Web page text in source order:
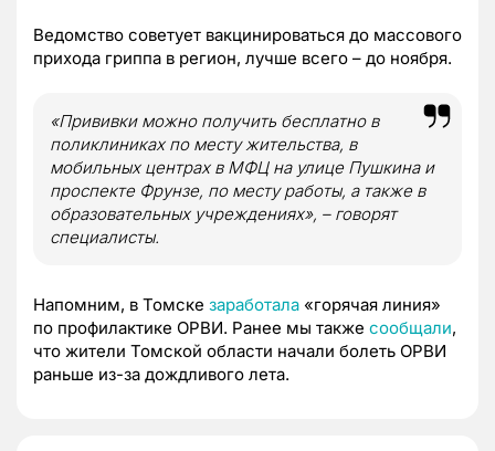
Ведомство советует вакцинироваться до массового
прихода гриппа в регион, лучше всего – до ноября.
«Прививки можно получить бесплатно в
поликлиниках по месту жительства, в
мобильных центрах в МФЦ на улице Пушкина и
проспекте Фрунзе, по месту работы, а также в
образовательных учреждениях», – говорят
специалисты.
Напомним, в Томске заработала «горячая линия»
по профилактике ОРВИ. Ранее мы также сообщали,
что жители Томской области начали болеть ОРВИ
раньше из-за дождливого лета.